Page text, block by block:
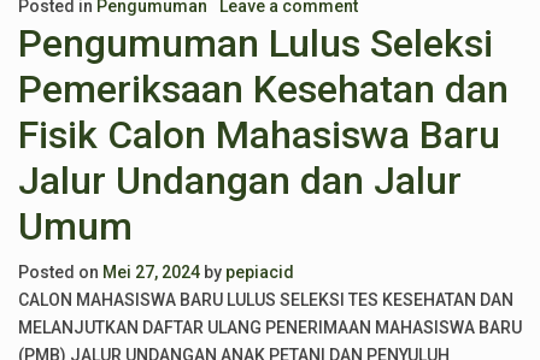
Posted in Pengumuman Leave a comment
Pengumuman Lulus Seleksi
Pemeriksaan Kesehatan dan
Fisik Calon Mahasiswa Baru
Jalur Undangan dan Jalur
Umum
Posted on Mei 27, 2024 by pepiacid
CALON MAHASISWA BARU LULUS SELEKSI TES KESEHATAN DAN
MELANJUTKAN DAFTAR ULANG PENERIMAAN MAHASISWA BARU
(PMB) JALUR UNDANGAN ANAK PETANI DAN PENYULUH